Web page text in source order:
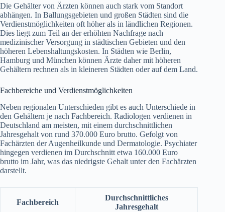
Die Gehälter von Ärzten können auch stark vom Standort
abhängen. In Ballungsgebieten und großen Städten sind die
Verdienstmöglichkeiten oft höher als in ländlichen Regionen.
Dies liegt zum Teil an der erhöhten Nachfrage nach
medizinischer Versorgung in städtischen Gebieten und den
höheren Lebenshaltungskosten. In Städten wie Berlin,
Hamburg und München können Ärzte daher mit höheren
Gehältern rechnen als in kleineren Städten oder auf dem Land.
Fachbereiche und Verdienstmöglichkeiten
Neben regionalen Unterschieden gibt es auch Unterschiede in
den Gehältern je nach Fachbereich. Radiologen verdienen in
Deutschland am meisten, mit einem durchschnittlichen
Jahresgehalt von rund 370.000 Euro brutto. Gefolgt von
Fachärzten der Augenheilkunde und Dermatologie. Psychiater
hingegen verdienen im Durchschnitt etwa 160.000 Euro
brutto im Jahr, was das niedrigste Gehalt unter den Fachärzten
darstellt.
Fachbereich
Durchschnittliches
Jahresgehalt